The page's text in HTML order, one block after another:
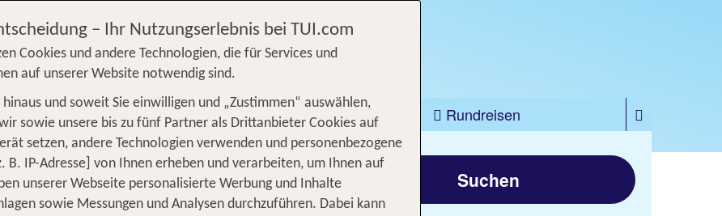
Flug Ferienhaus Mietwagen Kreuzfahrten
Rundreisen
Camper Privattransfer Zusatzleistungen
Von wo?
Beliebig Suchen
– Ihr Nutzungserlebnis bei TUI.com
Cookies und andere Technologien, die für Services und
auf unserer Website notwendig sind.
hinaus und soweit Sie einwilligen und „Zustimmen“ auswählen,
sowie unsere bis zu fünf Partner als Drittanbieter Cookies auf
setzen, andere Technologien verwenden und personenbezogene
B. IP-Adresse] von Ihnen erheben und verarbeiten, um Ihnen auf
unserer Webseite personalisierte Werbung und Inhalte
sowie Messungen und Analysen durchzuführen. Dabei kann